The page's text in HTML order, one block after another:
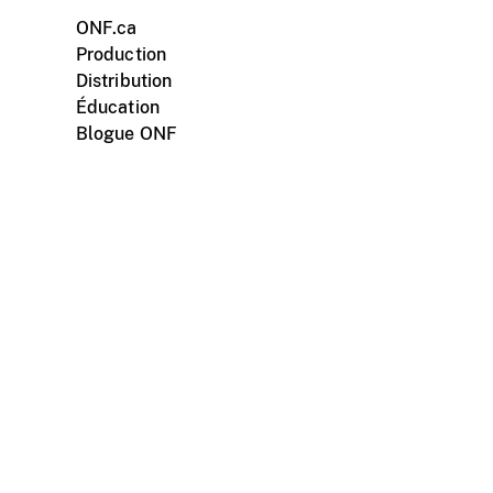
ONF.ca
Production
Distribution
Éducation
Blogue ONF